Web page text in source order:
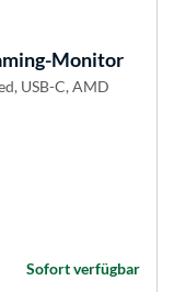
Monitor
USB-C, AMD
Sofort verfügbar